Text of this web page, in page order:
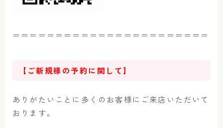
＝＝＝＝＝＝＝＝＝＝＝＝＝＝＝＝＝＝＝＝＝＝＝
【ご新規様の予約に関して】
ありがたいことに多くのお客様にご来店いただいて
おります。